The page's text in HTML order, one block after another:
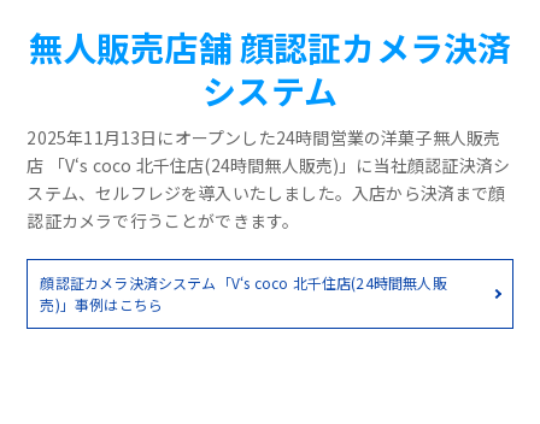
無人販売店舗 顔認証カメラ決済
システム
2025年11月13日にオープンした24時間営業の洋菓子無人販売
店 「V‘s coco 北千住店(24時間無人販売)」に当社顔認証決済シ
ステム、セルフレジを導入いたしました。入店から決済まで顔
認証カメラで行うことができます。
顔認証カメラ決済システム「V‘s coco 北千住店(24時間無人販
売)」事例はこちら